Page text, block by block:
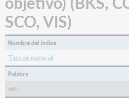
biografía)
(BKS)
Microforma
o
no
microforma
de
SCO, VIS)
Nombre del índice
Tipo de material
Palabra
mt: